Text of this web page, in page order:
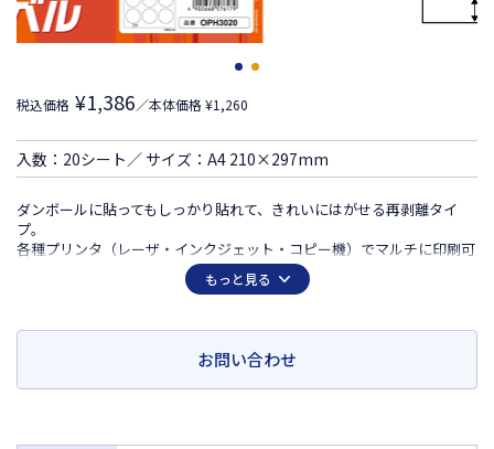
税込価格 ¥1,386／本体価格 ¥1,260
入数：20シート／ サイズ：A4 210×297mm
ダンボールに貼ってもしっかり貼れて、きれいにはがせる再剥離タイ
プ。
各種プリンタ（レーザ・インクジェット・コピー機）でマルチに印刷可
能。カラーレーザプリンタ、カラーコピー機にも対応しています。
ラベルは少しクリームがかった白色です。（白色度68%）
もっと見る
お問い合わせ